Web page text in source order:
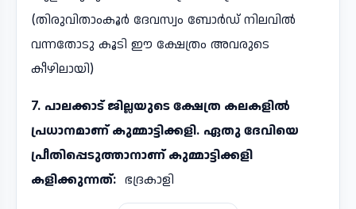
(തിരുവിതാംകൂർ ദേവസ്വം ബോർഡ് നിലവിൽ
വന്നതോടു കൂടി ഈ ക്ഷേത്രം അവരുടെ
കീഴിലായി)
7. പാലക്കാട് ജില്ലയുടെ ക്ഷേത്ര കലകളിൽ
പ്രധാനമാണ് കുമ്മാട്ടിക്കളി. ഏതു ദേവിയെ
പ്രീതിപ്പെടുത്താനാണ് കുമ്മാട്ടിക്കളി
കളിക്കുന്നത്: ഭദ്രകാളി